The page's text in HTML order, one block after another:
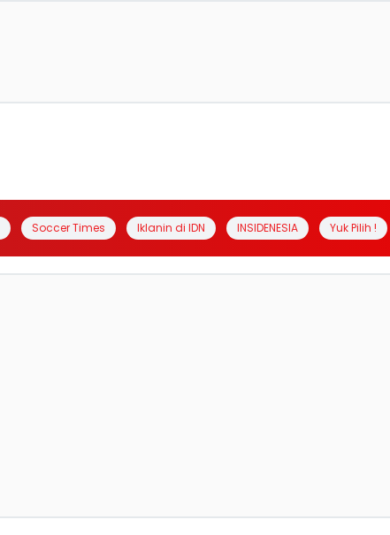
Soccer Times Iklanin di IDN INSIDENESIA Yuk Pilih !